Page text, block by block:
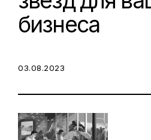
бизнеса
POSTED ON:
03.08.2023